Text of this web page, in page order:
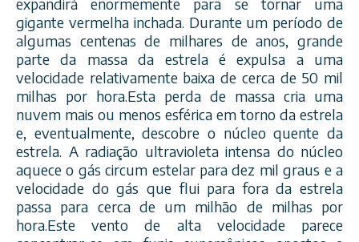
expandirá enormemente para se tornar uma
gigante vermelha inchada. Durante um período de
algumas centenas de milhares de anos, grande
parte da massa da estrela é expulsa a uma
velocidade relativamente baixa de cerca de 50 mil
milhas por hora.Esta perda de massa cria uma
nuvem mais ou menos esférica em torno da estrela
e, eventualmente, descobre o núcleo quente da
estrela. A radiação ultravioleta intensa do núcleo
aquece o gás circum estelar para dez mil graus e a
velocidade do gás que flui para fora da estrela
passa para cerca de um milhão de milhas por
hora.Este vento de alta velocidade parece